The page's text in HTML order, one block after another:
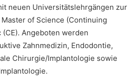
neuen Universitätslehrgängen zur
of Science (Continuing
(CE). Angeboten werden
Zahnmedizin, Endodontie,
Chirurgie/Implantologie sowie